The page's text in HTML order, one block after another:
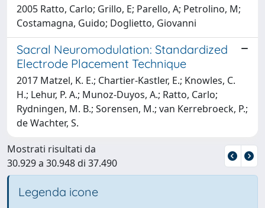
2005 Ratto, Carlo; Grillo, E; Parello, A; Petrolino, M;
Costamagna, Guido; Doglietto, Giovanni
Sacral Neuromodulation: Standardized
Electrode Placement Technique
2017 Matzel, K. E.; Chartier-Kastler, E.; Knowles, C.
H.; Lehur, P. A.; Munoz-Duyos, A.; Ratto, Carlo;
Rydningen, M. B.; Sorensen, M.; van Kerrebroeck, P.;
de Wachter, S.
Mostrati risultati da
30.929 a 30.948 di 37.490
Legenda icone